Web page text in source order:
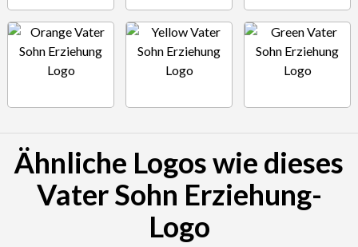
Ähnliche Logos wie dieses
Vater Sohn Erziehung-
Logo